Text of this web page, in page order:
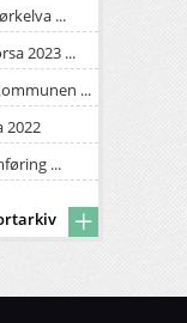
...
2023 ...
...
2022
...